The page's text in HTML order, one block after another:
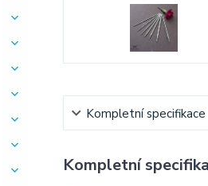
Kompletní specifikace
Kompletní